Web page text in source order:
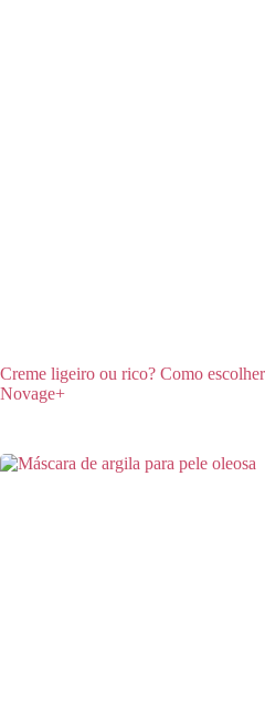
Creme ligeiro ou rico? Como
Novage+